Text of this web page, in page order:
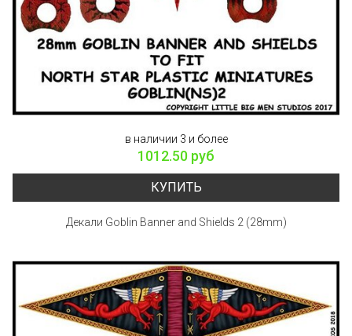
в наличии 3 и более
1012.50 руб
КУПИТЬ
Декали Goblin Banner and Shields 2 (28mm)